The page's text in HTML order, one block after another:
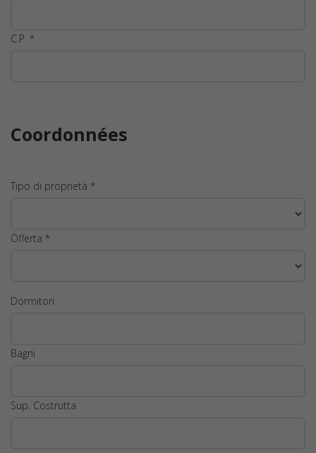
C.P. *
Coordonnées
Tipo di proprietà *
Offerta *
Dormitori
Bagni
Sup. Costrutta